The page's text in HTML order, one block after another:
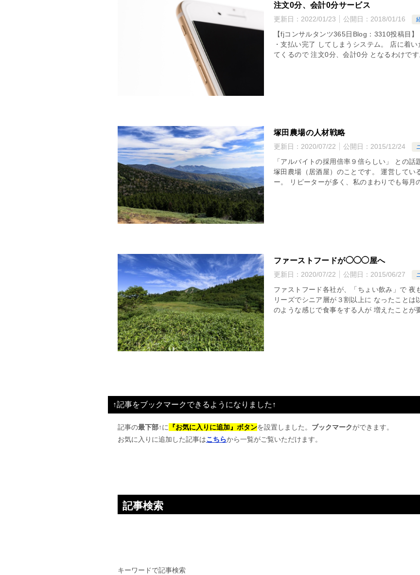
注文0分、会計0分サービス
更新日： 2022/01/23 公開日： 2018/01/16
【fjコンサルタンツ365日Blog：3310投稿目
・支払い完了 してしまうシステム。 店に着
てくるので 注文0分、会計0分 となるわけで
塚田農場の人材戦略
更新日： 2020/07/22 公開日： 2015/12/24
「アルバイトの採用倍率９倍らしい」 との話
塚田農場（居酒屋）のことです。 運営してい
ー。 リピーターが多く、私のまわりでも毎
ファーストフードが◯◯◯屋へ
更新日： 2020/07/22 公開日： 2015/06/27
ファストフード各社が、「ちょい飲み」で 夜
リーズでシニア層が３割以上に なったこと
のような感じで食事をする人が 増えたこと
↑記事をブックマークできるようになりました↑
記事の最下部↑に 『お気に入りに追加』ボタンを設置しました。 ブックマークができます。
お気に入りに追加した記事はこちらから一覧がご覧いただけます。
記事検索
キーワードで記事検索